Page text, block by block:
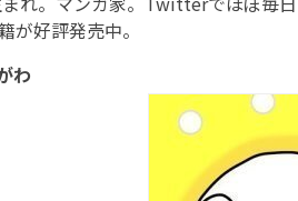
が好評発売中。
わ